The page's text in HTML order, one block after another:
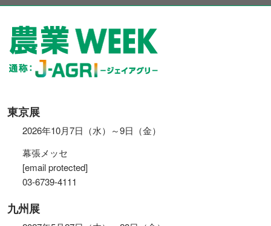
東京展
2026年10月7日（水）～9日（金）
幕張メッセ
[email protected]
03-6739-4111
九州展